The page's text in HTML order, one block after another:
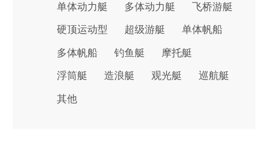
单体动力艇 多体动力艇 飞桥游艇
硬顶运动型 超级游艇 单体帆船
多体帆船 钓鱼艇 摩托艇
浮筒艇 造浪艇 观光艇 巡航艇
其他